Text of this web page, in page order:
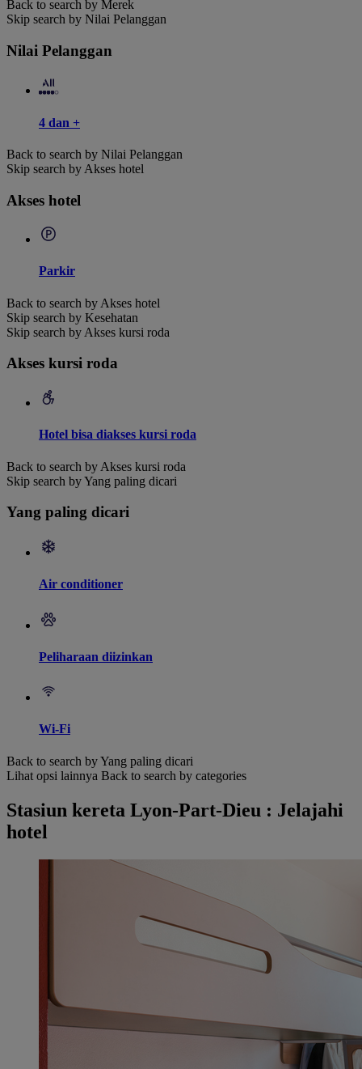
Back to search by Merek
Skip search by Nilai Pelanggan
Nilai Pelanggan
4 dan +
Back to search by Nilai Pelanggan
Skip search by Akses hotel
Akses hotel
Parkir
Back to search by Akses hotel
Skip search by Kesehatan
Skip search by Akses kursi roda
Akses kursi roda
Hotel bisa diakses kursi roda
Back to search by Akses kursi roda
Skip search by Yang paling dicari
Yang paling dicari
Air conditioner
Peliharaan diizinkan
Wi-Fi
Back to search by Yang paling dicari
Lihat opsi lainnya Back to search by categories
Stasiun kereta Lyon-Part-Dieu : Jelajahi
hotel